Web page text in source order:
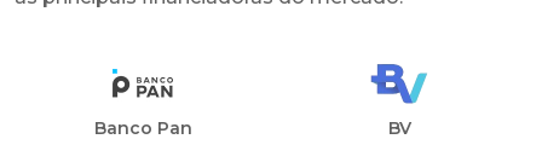
Banco Pan BV